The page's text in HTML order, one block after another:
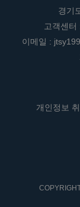
경기
고객센
이메일 :
개인정보